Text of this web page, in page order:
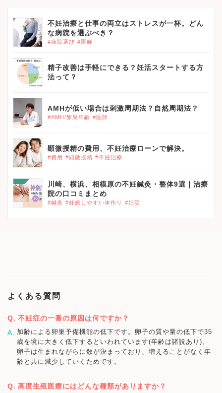
不妊治療と仕事の両立はストレスが一杯。どん
な病院を選ぶべき？
#病院選び #医師
精子改善は手軽にできる？妊活スタートする方
法って？
AMHが低い場合は刺激周期法？自然周期法？
#AMH/卵巣年齢 #医師
顕微授精の費用、不妊治療ローンで解決。
#費用 #顕微授精 #不妊治療
川崎、横浜、相模原の不妊鍼灸・整体9選｜治療
院の口コミまとめ
#鍼灸 #妊娠しやすい体作り #妊活
よくある質問
不妊症の一番の原因は何ですか？
加齢による卵巣予備機能の低下です。卵子の質や量の低下で35
歳を境に大きく低下するといわれています(年齢は諸説あり)。
卵子は生まれながらに数が決まっており、増えることがなく年
齢と共に減少していくためです。
高度生殖医療にはどんな種類がありますか？